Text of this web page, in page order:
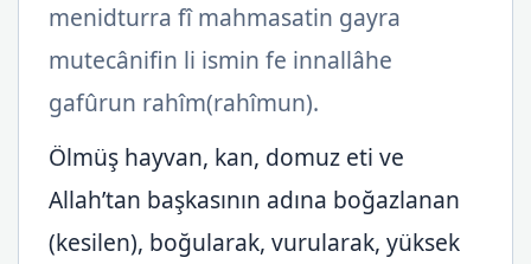
menidturra fî mahmasatin gayra
mutecânifin li ismin fe innallâhe
gafûrun rahîm(rahîmun).
Ölmüş hayvan, kan, domuz eti ve
Allah’tan başkasının adına boğazlanan
(kesilen), boğularak, vurularak, yüksek